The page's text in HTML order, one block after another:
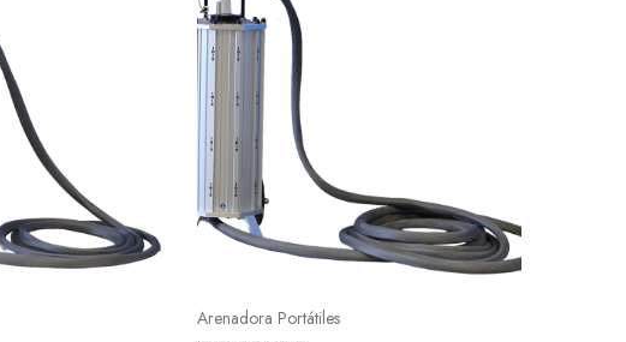
Arenadora Portátiles